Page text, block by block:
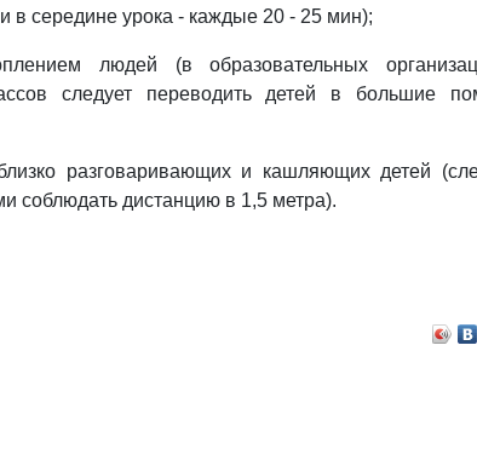
в середине урока - каждые 20 - 25 мин);
людей (в образовательных
следует переводить детей в большие
разговаривающих и кашляющих детей
соблюдать дистанцию в 1,5 метра).